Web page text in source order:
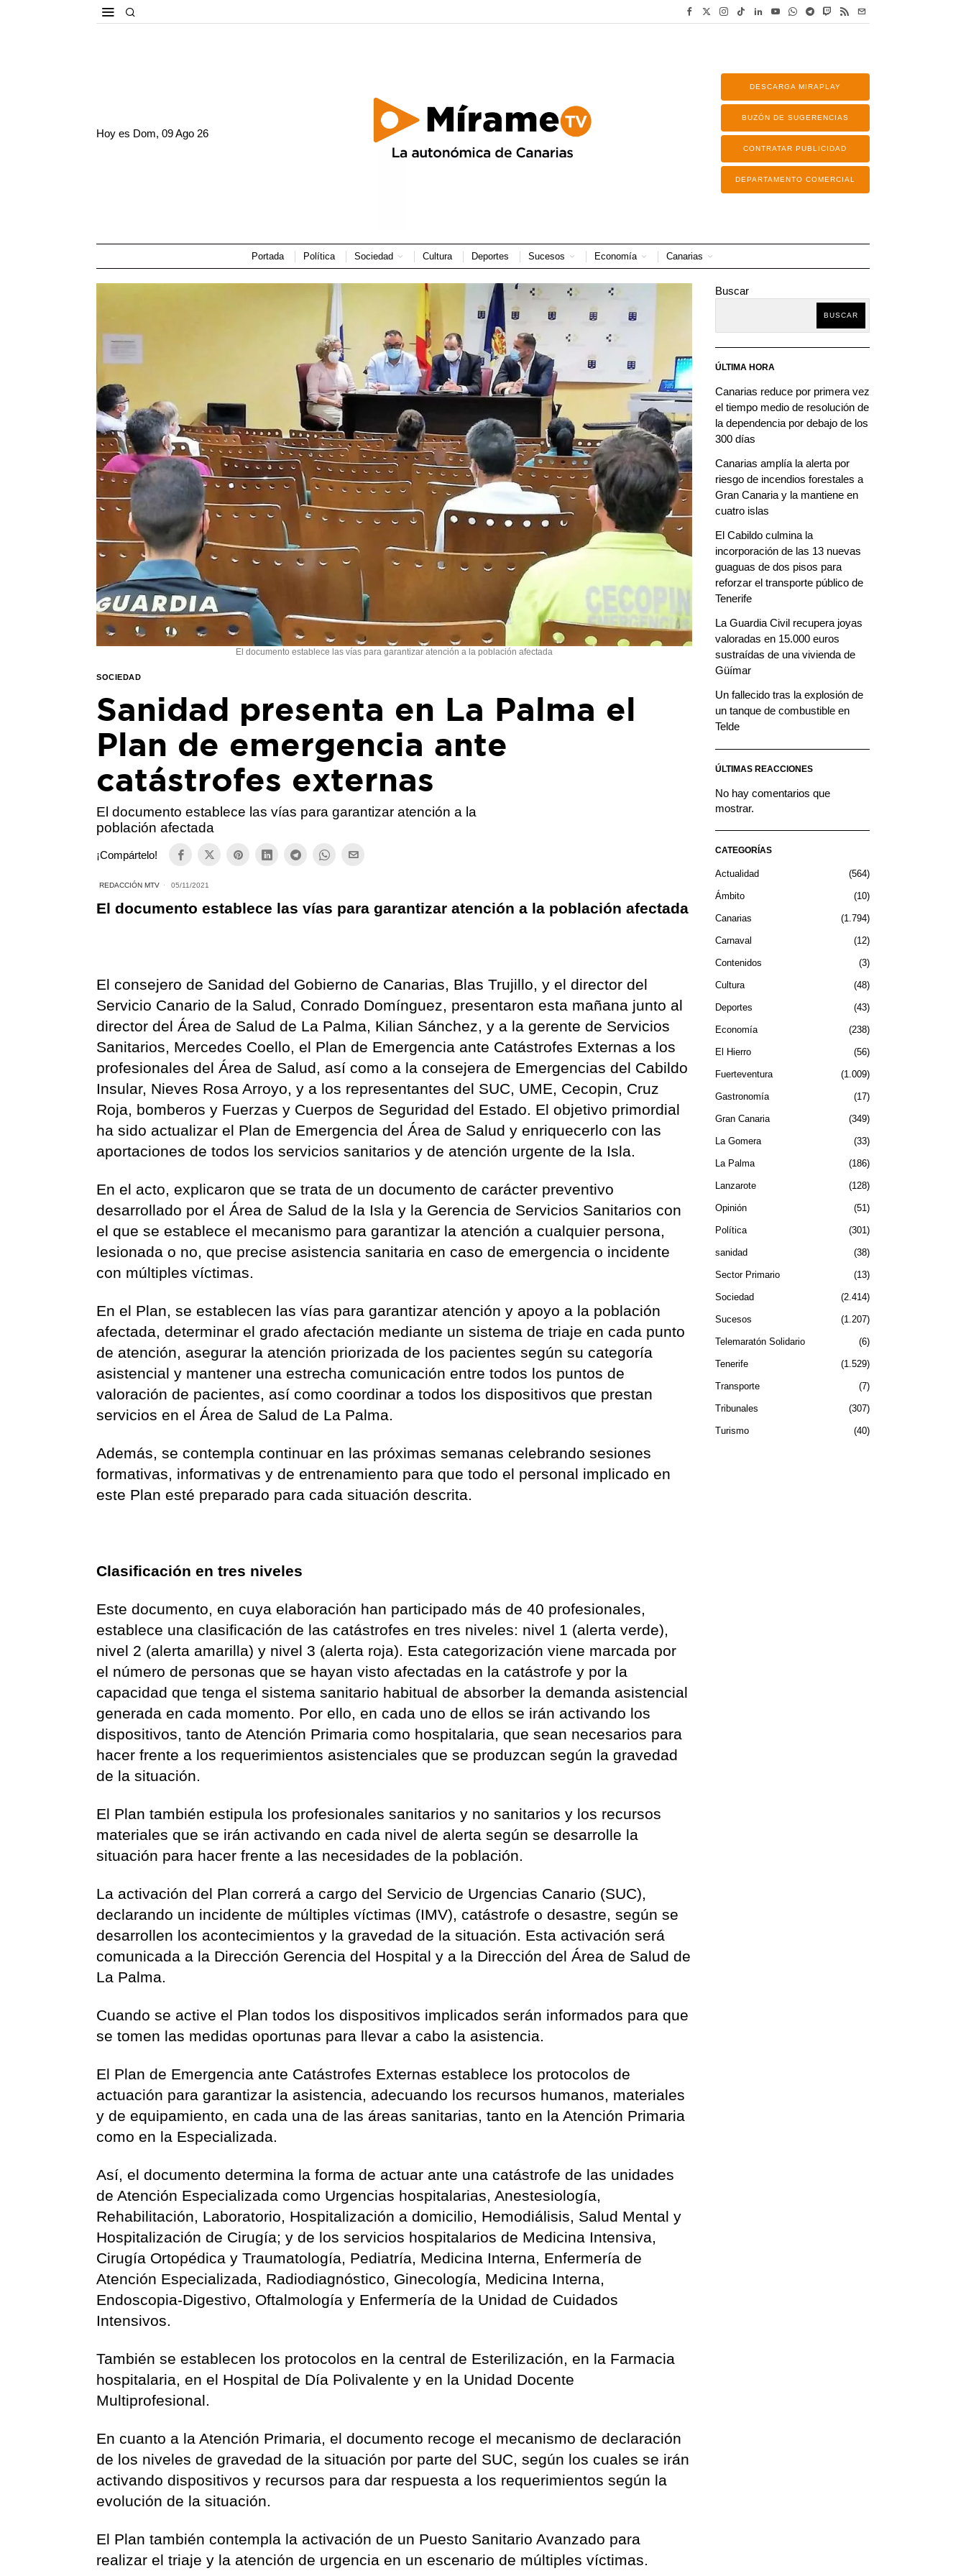
Hoy es Dom, 09 Ago 26
DESCARGA MIRAPLAY
BUZÓN DE SUGERENCIAS
CONTRATAR PUBLICIDAD
DEPARTAMENTO COMERCIAL
Portada Política Sociedad Cultura Deportes Sucesos Economía Canarias
El documento establece las vías para garantizar atención a la población afectada
SOCIEDAD
Sanidad presenta en La Palma el
Plan de emergencia ante
catástrofes externas
El documento establece las vías para garantizar atención a la
población afectada
¡Compártelo!
REDACCIÓN MTV 05/11/2021
El documento establece las vías para garantizar atención a la población afectada
El consejero de Sanidad del Gobierno de Canarias, Blas Trujillo, y el director del
Servicio Canario de la Salud, Conrado Domínguez, presentaron esta mañana junto al
director del Área de Salud de La Palma, Kilian Sánchez, y a la gerente de Servicios
Sanitarios, Mercedes Coello, el Plan de Emergencia ante Catástrofes Externas a los
profesionales del Área de Salud, así como a la consejera de Emergencias del Cabildo
Insular, Nieves Rosa Arroyo, y a los representantes del SUC, UME, Cecopin, Cruz
Roja, bomberos y Fuerzas y Cuerpos de Seguridad del Estado. El objetivo primordial
ha sido actualizar el Plan de Emergencia del Área de Salud y enriquecerlo con las
aportaciones de todos los servicios sanitarios y de atención urgente de la Isla.
En el acto, explicaron que se trata de un documento de carácter preventivo
desarrollado por el Área de Salud de la Isla y la Gerencia de Servicios Sanitarios con
el que se establece el mecanismo para garantizar la atención a cualquier persona,
lesionada o no, que precise asistencia sanitaria en caso de emergencia o incidente
con múltiples víctimas.
En el Plan, se establecen las vías para garantizar atención y apoyo a la población
afectada, determinar el grado afectación mediante un sistema de triaje en cada punto
de atención, asegurar la atención priorizada de los pacientes según su categoría
asistencial y mantener una estrecha comunicación entre todos los puntos de
valoración de pacientes, así como coordinar a todos los dispositivos que prestan
servicios en el Área de Salud de La Palma.
Además, se contempla continuar en las próximas semanas celebrando sesiones
formativas, informativas y de entrenamiento para que todo el personal implicado en
este Plan esté preparado para cada situación descrita.
Clasificación en tres niveles
Este documento, en cuya elaboración han participado más de 40 profesionales,
establece una clasificación de las catástrofes en tres niveles: nivel 1 (alerta verde),
nivel 2 (alerta amarilla) y nivel 3 (alerta roja). Esta categorización viene marcada por
el número de personas que se hayan visto afectadas en la catástrofe y por la
capacidad que tenga el sistema sanitario habitual de absorber la demanda asistencial
generada en cada momento. Por ello, en cada uno de ellos se irán activando los
dispositivos, tanto de Atención Primaria como hospitalaria, que sean necesarios para
hacer frente a los requerimientos asistenciales que se produzcan según la gravedad
de la situación.
El Plan también estipula los profesionales sanitarios y no sanitarios y los recursos
materiales que se irán activando en cada nivel de alerta según se desarrolle la
situación para hacer frente a las necesidades de la población.
La activación del Plan correrá a cargo del Servicio de Urgencias Canario (SUC),
declarando un incidente de múltiples víctimas (IMV), catástrofe o desastre, según se
desarrollen los acontecimientos y la gravedad de la situación. Esta activación será
comunicada a la Dirección Gerencia del Hospital y a la Dirección del Área de Salud de
La Palma.
Cuando se active el Plan todos los dispositivos implicados serán informados para que
se tomen las medidas oportunas para llevar a cabo la asistencia.
El Plan de Emergencia ante Catástrofes Externas establece los protocolos de
actuación para garantizar la asistencia, adecuando los recursos humanos, materiales
y de equipamiento, en cada una de las áreas sanitarias, tanto en la Atención Primaria
como en la Especializada.
Así, el documento determina la forma de actuar ante una catástrofe de las unidades
de Atención Especializada como Urgencias hospitalarias, Anestesiología,
Rehabilitación, Laboratorio, Hospitalización a domicilio, Hemodiálisis, Salud Mental y
Hospitalización de Cirugía; y de los servicios hospitalarios de Medicina Intensiva,
Cirugía Ortopédica y Traumatología, Pediatría, Medicina Interna, Enfermería de
Atención Especializada, Radiodiagnóstico, Ginecología, Medicina Interna,
Endoscopia-Digestivo, Oftalmología y Enfermería de la Unidad de Cuidados
Intensivos.
También se establecen los protocolos en la central de Esterilización, en la Farmacia
hospitalaria, en el Hospital de Día Polivalente y en la Unidad Docente
Multiprofesional.
En cuanto a la Atención Primaria, el documento recoge el mecanismo de declaración
de los niveles de gravedad de la situación por parte del SUC, según los cuales se irán
activando dispositivos y recursos para dar respuesta a los requerimientos según la
evolución de la situación.
El Plan también contempla la activación de un Puesto Sanitario Avanzado para
realizar el triaje y la atención de urgencia en un escenario de múltiples víctimas.
Buscar
BUSCAR
ÚLTIMA HORA
Canarias reduce por primera vez
el tiempo medio de resolución de
la dependencia por debajo de los
300 días
Canarias amplía la alerta por
riesgo de incendios forestales a
Gran Canaria y la mantiene en
cuatro islas
El Cabildo culmina la
incorporación de las 13 nuevas
guaguas de dos pisos para
reforzar el transporte público de
Tenerife
La Guardia Civil recupera joyas
valoradas en 15.000 euros
sustraídas de una vivienda de
Güímar
Un fallecido tras la explosión de
un tanque de combustible en
Telde
ÚLTIMAS REACCIONES
No hay comentarios que
mostrar.
CATEGORÍAS
Actualidad 564
Ámbito 10
Canarias 1.794
Carnaval 12
Contenidos 3
Cultura 48
Deportes 43
Economía 238
El Hierro 56
Fuerteventura 1.009
Gastronomía 17
Gran Canaria 349
La Gomera 33
La Palma 186
Lanzarote 128
Opinión 51
Política 301
sanidad 38
Sector Primario 13
Sociedad 2.414
Sucesos 1.207
Telemaratón Solidario 6
Tenerife 1.529
Transporte 7
Tribunales 307
Turismo 40